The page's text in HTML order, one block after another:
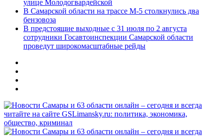
улице Молодогвардейской
В Самарской области на трассе М-5 столкнулись два
бензовоза
В предстоящие выходные с 31 июля по 2 августа
сотрудники Госавтоинспекции Самарской области
проведут широкомасштабные рейды
Меню